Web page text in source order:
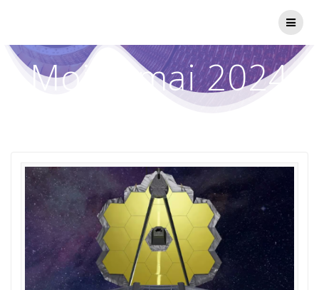
Mois :mai 2024